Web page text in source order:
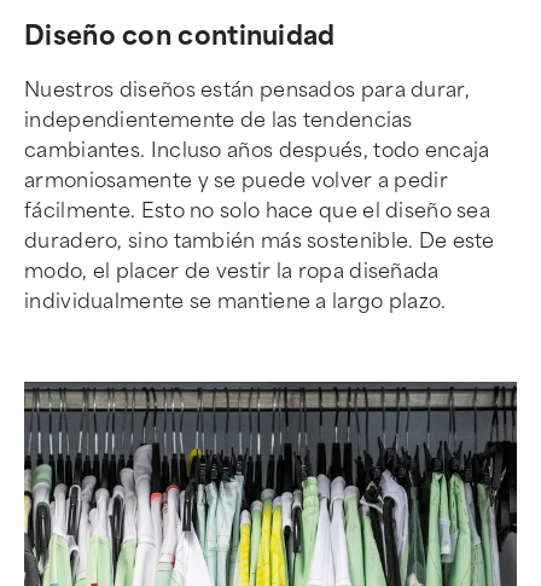
Diseño con continuidad
Nuestros diseños están pensados para durar,
independientemente de las tendencias
cambiantes. Incluso años después, todo encaja
armoniosamente y se puede volver a pedir
fácilmente. Esto no solo hace que el diseño sea
duradero, sino también más sostenible. De este
modo, el placer de vestir la ropa diseñada
individualmente se mantiene a largo plazo.